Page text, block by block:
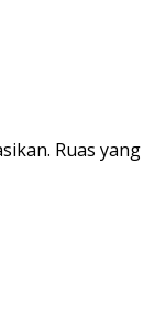
Ruas yang